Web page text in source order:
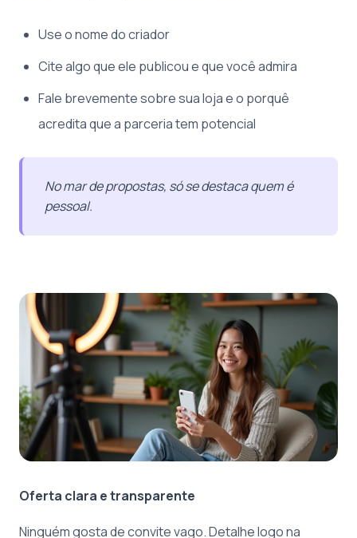
Use o nome do criador
Cite algo que ele publicou e que você admira
Fale brevemente sobre sua loja e o porquê
acredita que a parceria tem potencial
No mar de propostas, só se destaca quem é
pessoal.
Oferta clara e transparente
Ninguém gosta de convite vago. Detalhe logo na